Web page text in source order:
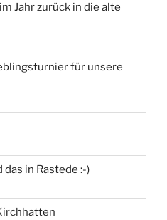
Jahr zurück in die alte
für unsere
in Rastede :-)